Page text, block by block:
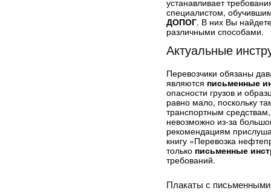
устанавливает
специалистом,
ДОПОГ. В них Вы
различными способами.
Актуальные
Перевозчики обязаны
являются письменные
опасности грузов и
равно мало, поскольку
транспортным
невозможно из-за
рекомендациям
книгу «Перевозка
только письменные
требований.
Плакаты с